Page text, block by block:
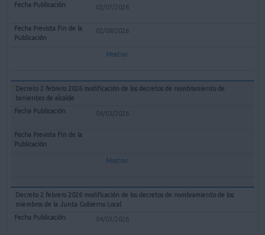
02/07/2026
02/09/2026
Mostrar
Decreto 2 febrero 2026 modificación de los decretos de nombramiento de
tenientes de alcalde
04/03/2026
Mostrar
Decreto 2 febrero 2026 modificación de los decretos de nombramiento de los
miembros de la Junta Gobierno Local
04/03/2026